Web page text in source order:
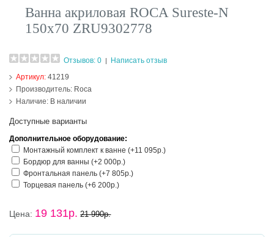
Ванна акриловая ROCA Sureste-N
150х70 ZRU9302778
Отзывов: 0
Написать отзыв
Артикул:41219
Производитель: Roca
Наличие: В наличии
Доступные варианты
Дополнительное оборудование:
Монтажный комплект к ванне (+11 095р.)
Бордюр для ванны (+2 000р.)
Фронтальная панель (+7 805р.)
Торцевая панель (+6 200р.)
Цена: 19 131р. 21 990р.